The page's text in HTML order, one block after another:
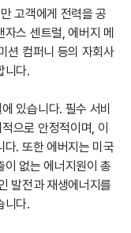
고객에게 전력을 공
스 센트럴, 에버지 메
션 컴퍼니 등의 자회사
니다.
있습니다. 필수 서비
으로 안정적이며, 이
. 또한 에버지는 미국
이 없는 에너지원이 총
발전과 재생에너지를
니다.